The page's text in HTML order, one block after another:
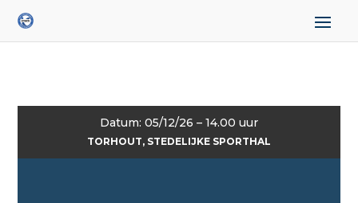
Datum: 05/12/26 – 14.00 uur
TORHOUT, STEDELIJKE SPORTHAL